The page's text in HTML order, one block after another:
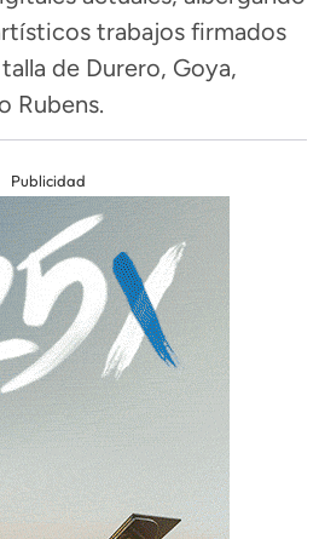
trabajos firmados
de Durero, Goya,
Rubens.
Publicidad